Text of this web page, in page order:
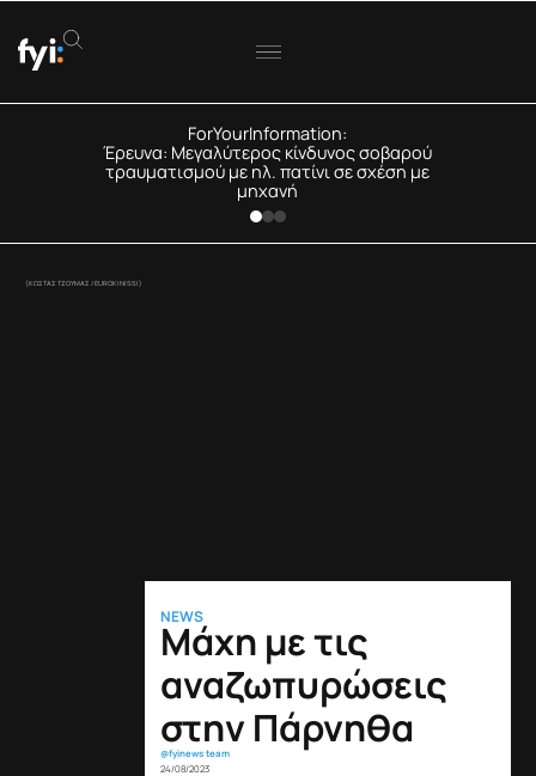
ForYourInformation:
Έρευνα: Μεγαλύτερος κίνδυνος σοβαρού
τραυματισμού με ηλ. πατίνι σε σχέση με
μηχανή
(ΚΩΣΤΑΣ ΤΖΟΥΜΑΣ / EUROKINISSI)
NEWS
Μάχη με τις
αναζωπυρώσεις
στην Πάρνηθα
@fyinews team
24/08/2023